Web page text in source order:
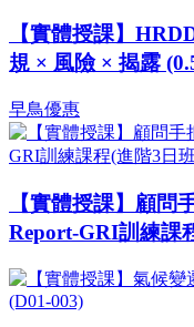
【實體授課】
規 × 風險 × 揭露
早鳥優惠
【實體授課】顧問
Report-GRI訓練課